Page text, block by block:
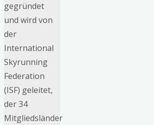
gegründet
und wird von
der
International
Skyrunning
Federation
(ISF) geleitet,
der 34
Mitgliedsländer